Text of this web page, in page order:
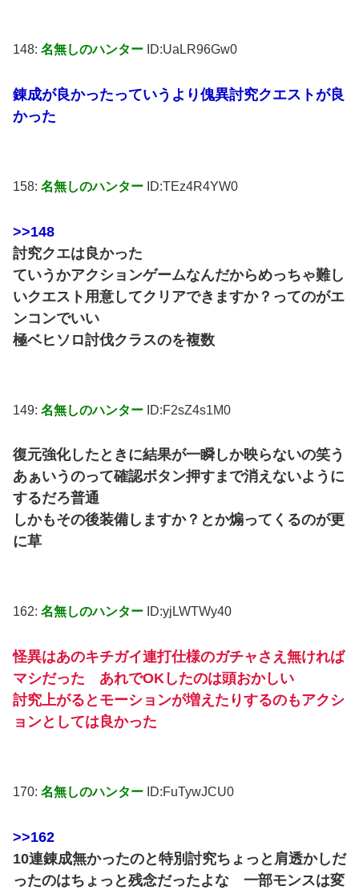
148: 名無しのハンター ID:UaLR96Gw0
錬成が良かったっていうより傀異討究クエストが良
かった
158: 名無しのハンター ID:TEz4R4YW0
>>148
討究クエは良かった
ていうかアクションゲームなんだからめっちゃ難し
いクエスト用意してクリアできますか？ってのがエ
ンコンでいい
極ベヒソロ討伐クラスのを複数
149: 名無しのハンター ID:F2sZ4s1M0
復元強化したときに結果が一瞬しか映らないの笑う
あぁいうのって確認ボタン押すまで消えないように
するだろ普通
しかもその後装備しますか？とか煽ってくるのが更
に草
162: 名無しのハンター ID:yjLWTWy40
怪異はあのキチガイ連打仕様のガチャさえ無ければ
マシだった あれでOKしたのは頭おかしい
討究上がるとモーションが増えたりするのもアクシ
ョンとしては良かった
170: 名無しのハンター ID:FuTywJCU0
>>162
10連錬成無かったのと特別討究ちょっと肩透かしだ
ったのはちょっと残念だったよな 一部モンスは変